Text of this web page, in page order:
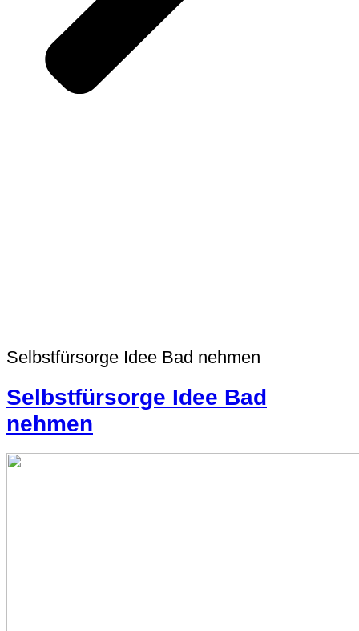
Selbstfürsorge Idee Bad nehmen
Selbstfürsorge Idee Bad
nehmen